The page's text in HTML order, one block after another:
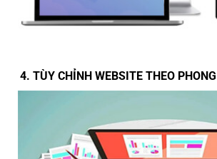
4. TÙY CHỈNH WEBSITE THEO